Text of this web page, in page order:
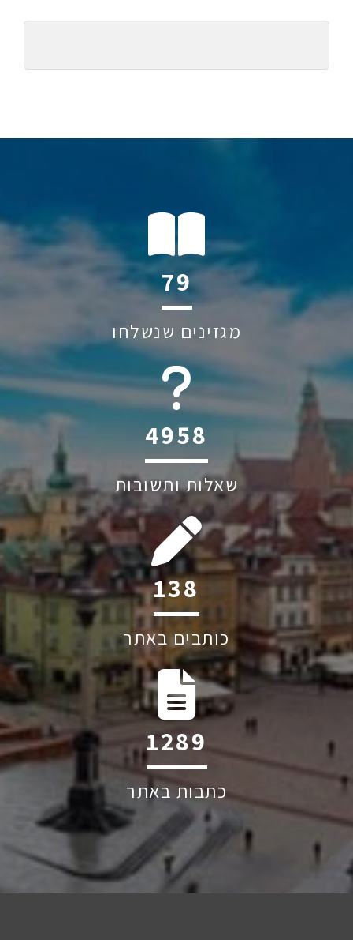
116
מגזינים שנשלחו
6045
שאלות ותשובות
204
כותבים באתר
1895
כתבות באתר